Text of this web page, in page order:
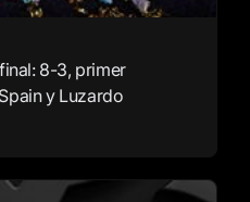
8-3, primer
y Luzardo